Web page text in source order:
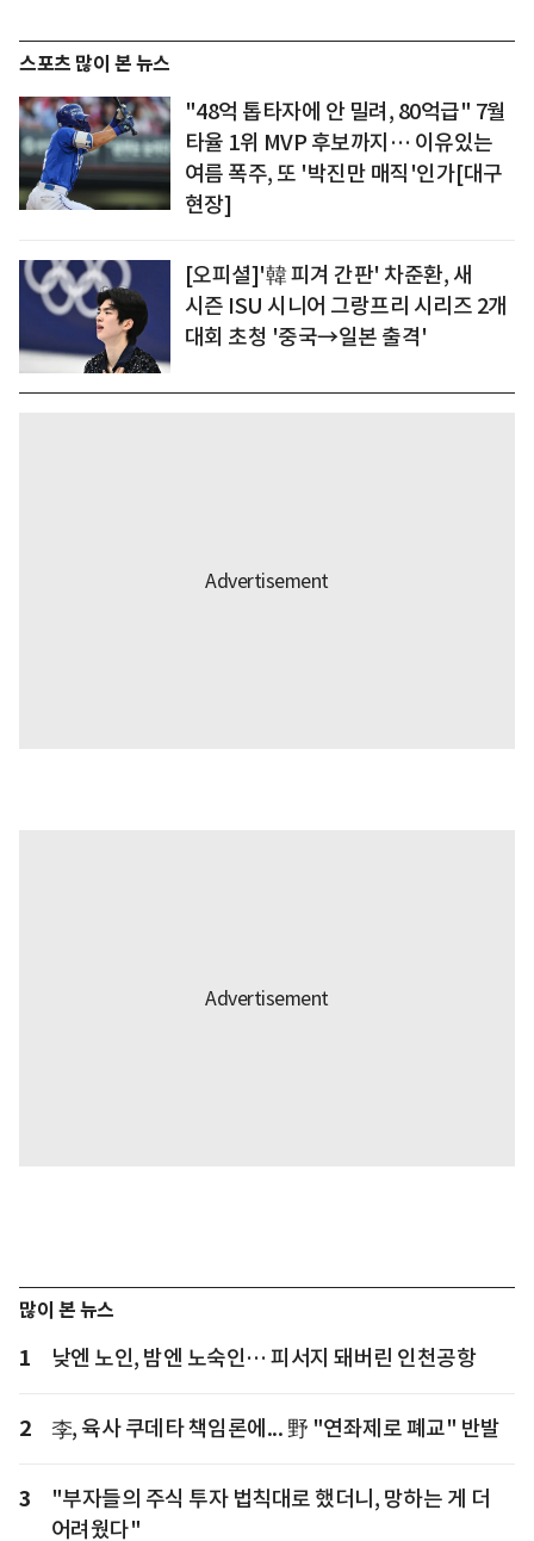
스포츠 많이 본 뉴스
"48억 톱타자에 안 밀려, 80억급" 7월
타율 1위 MVP 후보까지… 이유있는
여름 폭주, 또 '박진만 매직'인가[대구
현장]
[오피셜]'韓 피겨 간판' 차준환, 새
시즌 ISU 시니어 그랑프리 시리즈 2개
대회 초청 '중국→일본 출격'
많이 본 뉴스
1 낮엔 노인, 밤엔 노숙인… 피서지 돼버린 인천공항
2 李, 육사 쿠데타 책임론에... 野 "연좌제로 폐교" 반발
3
"부자들의 주식 투자 법칙대로 했더니, 망하는 게 더
어려웠다"